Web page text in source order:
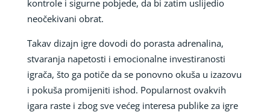
kontrole i sigurne pobjede, da bi zatim uslijedio
neočekivani obrat.
Takav dizajn igre dovodi do porasta adrenalina,
stvaranja napetosti i emocionalne investiranosti
igrača, što ga potiče da se ponovno okuša u izazovu
i pokuša promijeniti ishod. Popularnost ovakvih
igara raste i zbog sve većeg interesa publike za igre